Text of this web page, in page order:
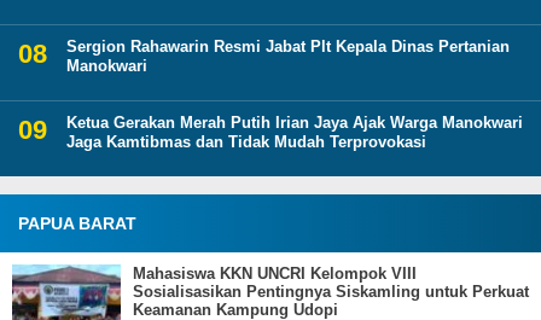
Sergion Rahawarin Resmi Jabat Plt Kepala Dinas Pertanian
Manokwari
Ketua Gerakan Merah Putih Irian Jaya Ajak Warga Manokwari
Jaga Kamtibmas dan Tidak Mudah Terprovokasi
PAPUA BARAT
Mahasiswa KKN UNCRI Kelompok VIII
Sosialisasikan Pentingnya Siskamling untuk Perkuat
Keamanan Kampung Udopi